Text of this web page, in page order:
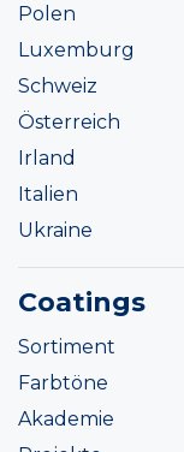
Polen
Luxemburg
Schweiz
Österreich
Irland
Italien
Ukraine
Coatings
Sortiment
Farbtöne
Akademie